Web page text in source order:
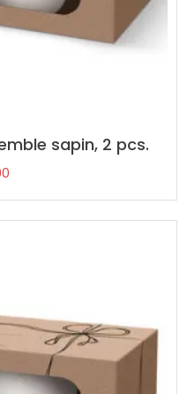
sapin, 2 pcs.